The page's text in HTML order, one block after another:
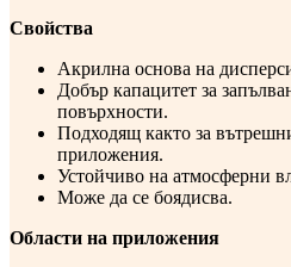
Свойства
Акрилна основа на
Добър капацитет за
повърхности.
Подходящ както за
приложения.
Устойчиво на атмосферни
Може да се боядисва.
Области на приложения